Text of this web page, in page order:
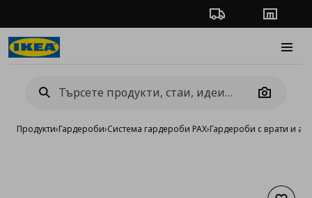
Проследяване на
Camera
Продукти›Гардероби›Система гардероби PAX›Гардероби с врати и